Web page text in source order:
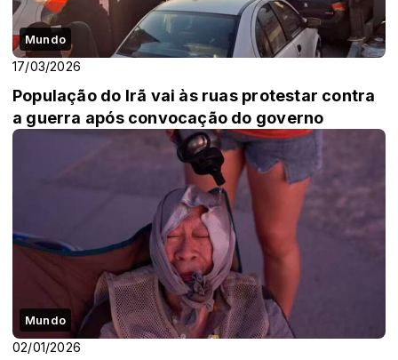
Mundo
17/03/2026
População do Irã vai às ruas protestar contra
a guerra após convocação do governo
Mundo
02/01/2026